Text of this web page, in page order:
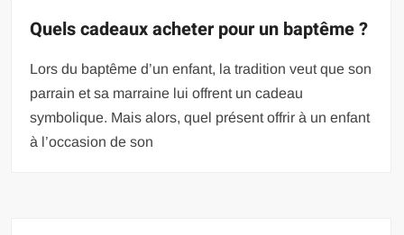
Quels cadeaux acheter pour un baptême ?
Lors du baptême d’un enfant, la tradition veut que son
parrain et sa marraine lui offrent un cadeau
symbolique. Mais alors, quel présent offrir à un enfant
à l’occasion de son